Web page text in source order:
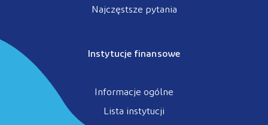
Najczęstsze pytania
Instytucje finansowe
Informacje ogólne
Lista instytucji